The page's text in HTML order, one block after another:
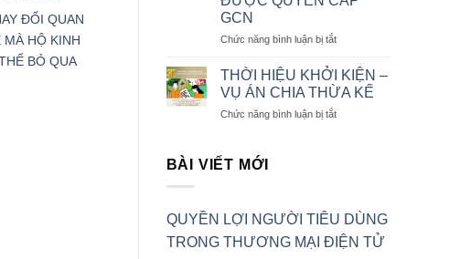
ĐỔI QUAN
MÀ HỘ KINH
BỎ QUA
MIỄN,
TIỀN
ĐẤT,
TIỀN
SỬ
DỤNG
GCN
Chức năng bình luận bị tắtở
LOẠI
ĐẤT
HIỆN
NAY?
GCN
THỜI HIỆU KHỞI KIỆN –
VỤ ÁN CHIA THỪA KẾ
Chức năng bình luận bị tắtở
ÁN
CHIA
THỪA
BÀI VIẾT MỚI
QUYỀN LỢI NGƯỜI TIÊU DÙNG
TRONG THƯƠNG MẠI ĐIỆN TỬ